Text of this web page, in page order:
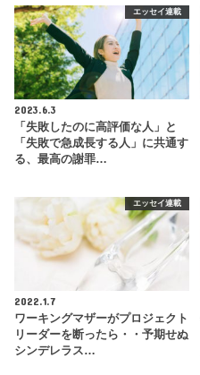
エッセイ連載
2023.6.3
「失敗したのに高評価な人」と
「失敗で急成長する人」に共通す
る、最高の謝罪…
エッセイ連載
2022.1.7
ワーキングマザーがプロジェクト
リーダーを断ったら・・予期せぬ
シンデレラス…